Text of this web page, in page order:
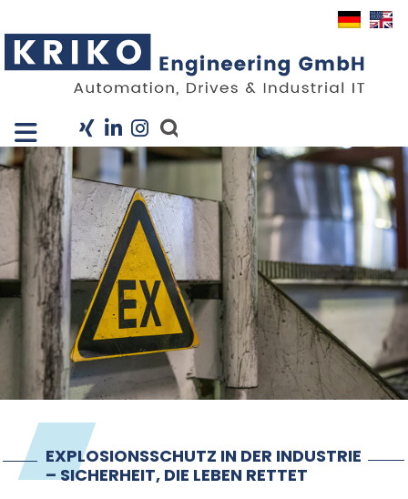
Unternehmen
Projekte
Branchen
KRIS
Karriere
News
Kontakt
Impressum
EXPLOSIONSSCHUTZ IN DER INDUSTRIE
– SICHERHEIT, DIE LEBEN RETTET